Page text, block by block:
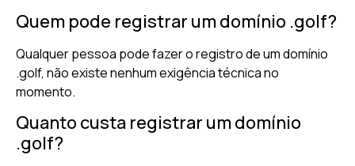
Quem pode registrar um domínio .golf?
Qualquer pessoa pode fazer o registro de um domínio
.golf, não existe nenhum exigência técnica no
momento.
Quanto custa registrar um domínio
.golf?